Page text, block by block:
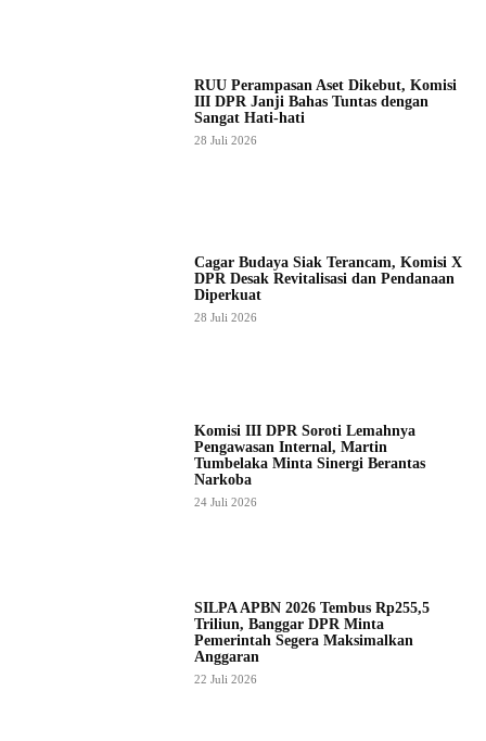
RUU Perampasan Aset Dikebut, Komisi
III DPR Janji Bahas Tuntas dengan
Sangat Hati-hati
28 Juli 2026
Cagar Budaya Siak Terancam, Komisi X
DPR Desak Revitalisasi dan Pendanaan
Diperkuat
28 Juli 2026
Komisi III DPR Soroti Lemahnya
Pengawasan Internal, Martin
Tumbelaka Minta Sinergi Berantas
Narkoba
24 Juli 2026
SILPA APBN 2026 Tembus Rp255,5
Triliun, Banggar DPR Minta
Pemerintah Segera Maksimalkan
Anggaran
22 Juli 2026